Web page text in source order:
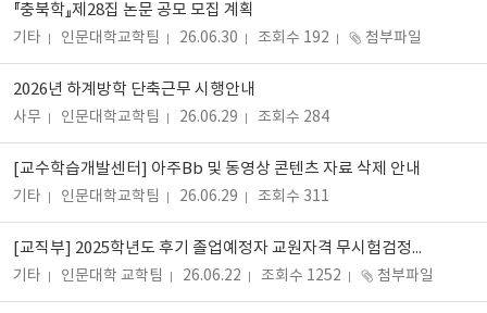
『충북학』제28집 논문 공모 모집 계획
기타 인문대학교학팀 26.06.30 조회수 192 첨부파일
2026년 하계방학 단축근무 시행안내
사무 인문대학교학팀 26.06.29 조회수 284
[교수학습개발센터] 아주Bb 및 동영상 콘텐츠 자료 삭제 안내
기타 인문대학교학팀 26.06.29 조회수 311
[교직부] 2025학년도 후기 졸업예정자 교원자격 무시험검정원 및 관련 서류 제출 안내
기타 인문대학 교학팀 26.06.22 조회수 1252 첨부파일